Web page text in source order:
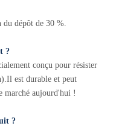
du dépôt de 30 %.
?
conçu pour résister
est durable et peut
marché aujourd'hui !
?